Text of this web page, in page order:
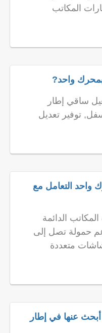
المكاتب
واحد?
ساقي إطار
توفير تعديل
واحد التعامل مع
الدائمة
حمولة تصل إلى
متعددة
عنها في إطار